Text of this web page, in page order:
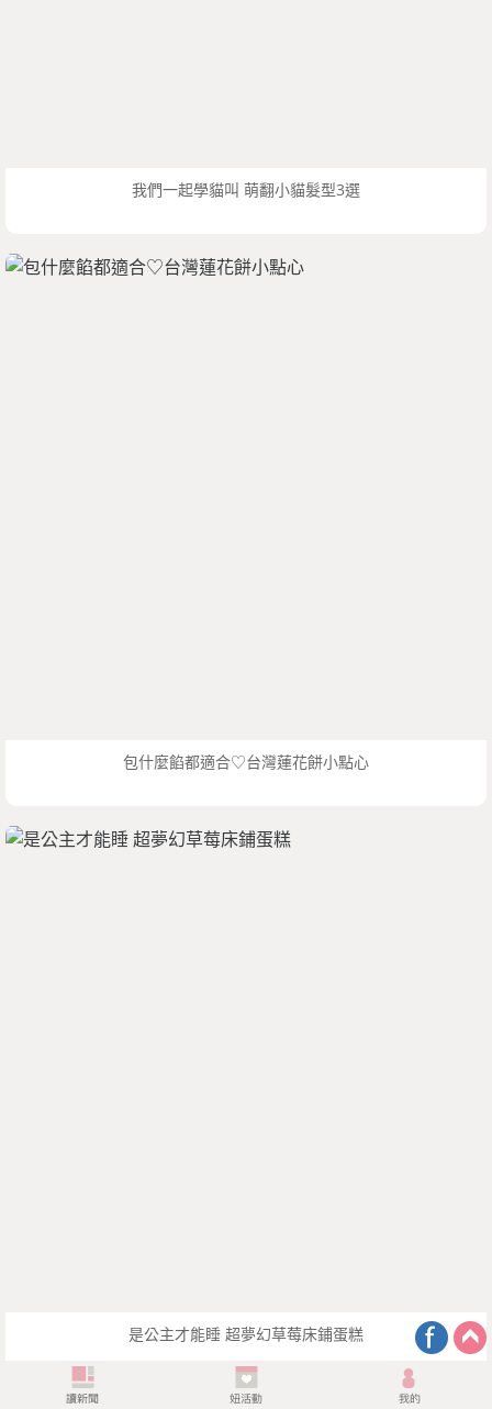
我們一起學貓叫 萌翻小貓髮型3選
包什麼餡都適合♡台灣蓮花餅小點心
是公主才能睡 超夢幻草莓床鋪蛋糕